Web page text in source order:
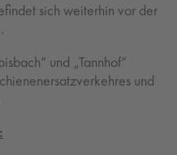
sich weiterhin vor der
und „Tannhof“
und